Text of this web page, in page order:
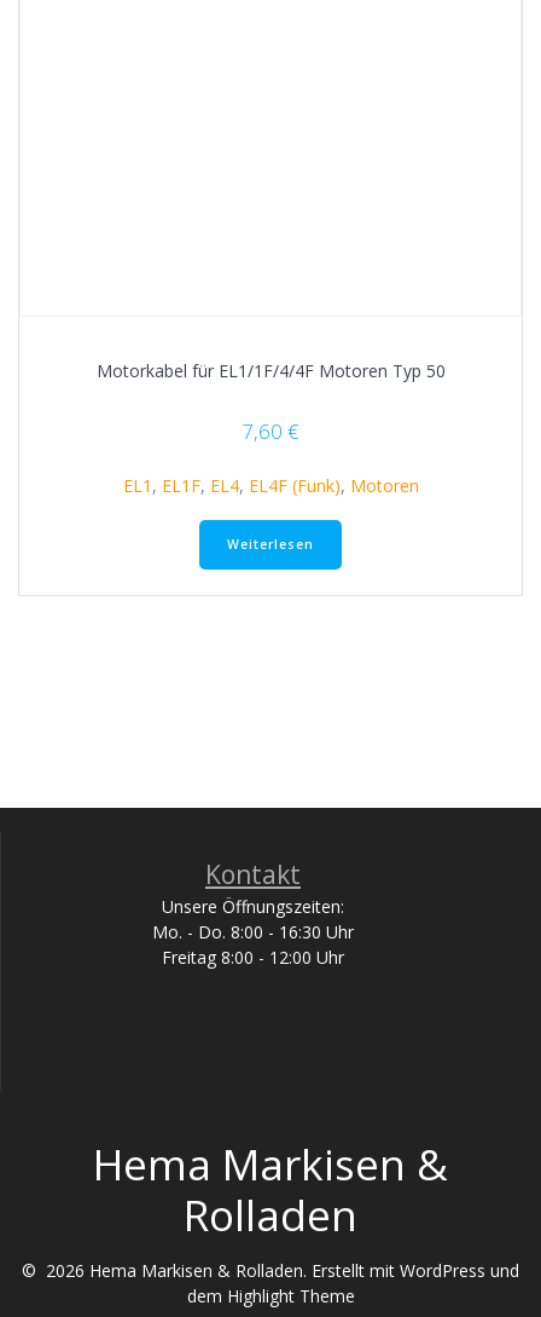
Motorkabel für EL1/1F/4/4F Motoren Typ 50
7,60 €
EL1 , EL1F, EL4, EL4F (Funk), Motoren
Weiterlesen
Kontakt
Unsere Öffnungszeiten:
Mo. - Do. 8:00 - 16:30 Uhr
Freitag 8:00 - 12:00 Uhr
Hema Markisen &
Rolladen
© 2026 Hema Markisen & Rolladen. Erstellt mit WordPress und
dem Highlight Theme